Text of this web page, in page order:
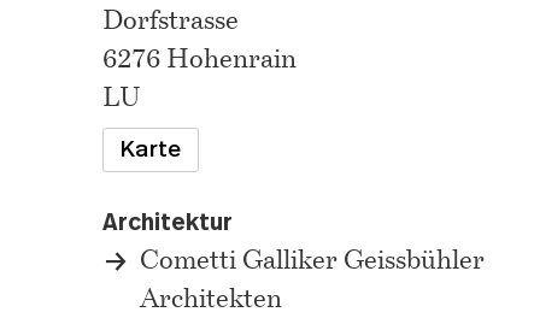
Dorfstrasse
6276 Hohenrain
LU
Karte
Architektur
Cometti Galliker Geissbühler
Architekten